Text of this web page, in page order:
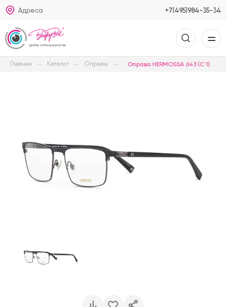
Адреса +7(495)984-35-34
Главная Каталог Оправы Оправа HERMOSSA 643 (C 1)